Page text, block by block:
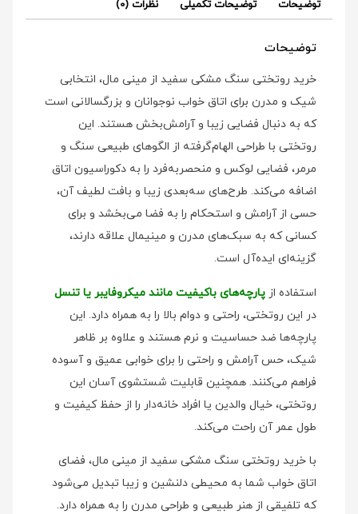
توضیحات توضیحات تکمیلی نظرات (0)
توضیحات
خرید روتختی سنگ مشکی سفید از مینی‌ مال، انتخابی
شیک و مدرن برای اتاق خواب نوجوانان و بزرگسالانی است
که به دنبال فضایی زیبا و آرامش‌بخش هستند. این
روتختی با طراحی الهام‌گرفته از الگوهای طبیعی سنگ و
مرمر، فضایی لوکس و منحصر‌به‌فرد را به دکوراسیون اتاق
اضافه می‌کند. طرح‌های سه‌بعدی زیبا و بافت لطیف آن،
حسی از آرامش و استحکام را به فضا می‌بخشد و برای
کسانی که به سبک‌های مدرن و مینیمال علاقه دارند،
گزینه‌ای ایده‌آل است.
استفاده از پارچه‌های باکیفیت مانند میکروفایبر یا تنسل
در این روتختی، راحتی و دوام بالا را به همراه دارد. این
پارچه‌ها ضد حساسیت و نرم هستند و علاوه بر ظاهر
شیک، حس آرامش و راحتی را برای خوابی عمیق و آسوده
فراهم می‌کنند. همچنین قابلیت شستشوی آسان این
روتختی، خیال والدین یا افراد خانه‌دار را از حفظ کیفیت و
طول عمر آن راحت می‌کند.
با خرید روتختی سنگ مشکی سفید از مینی‌ مال، فضای
اتاق خواب شما به محیطی دلنشین و زیبا تبدیل می‌شود
که تلفیقی از هنر طبیعی و طراحی مدرن را به همراه دارد.